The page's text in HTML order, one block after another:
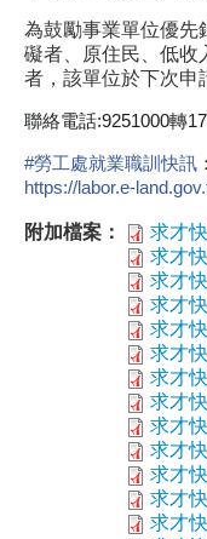
為鼓勵事業單位優
礙者、原住民、低收
者，該單位於下次申
聯絡電話:9251000轉
#勞工處就業職訓快訊 ：
https://labor.e-
附加檔案：
求才
求才
求才
求才
求才
求才
求才
求才
求才
求才
求才
求才
求才